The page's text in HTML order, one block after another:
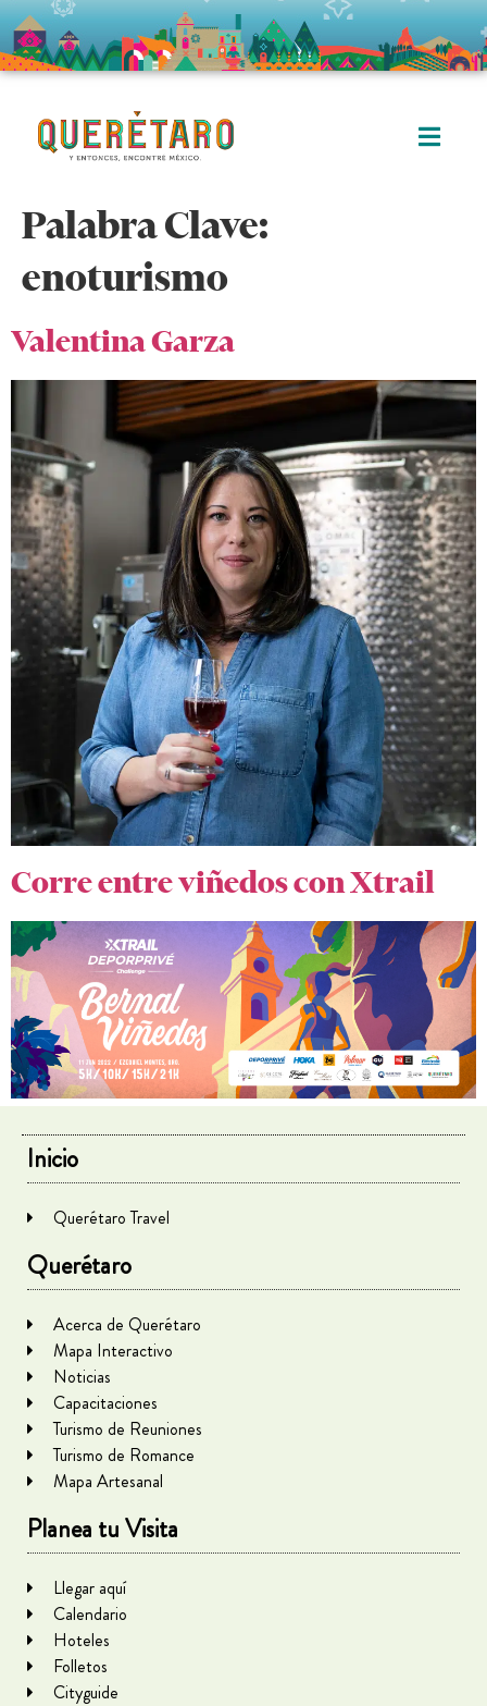
Palabra Clave:
enoturismo
Valentina Garza
Corre entre viñedos con Xtrail
Inicio
Querétaro Travel
Querétaro
Acerca de Querétaro
Mapa Interactivo
Noticias
Capacitaciones
Turismo de Reuniones
Turismo de Romance
Mapa Artesanal
Planea tu Visita
Llegar aquí
Calendario
Hoteles
Folletos
Cityguide